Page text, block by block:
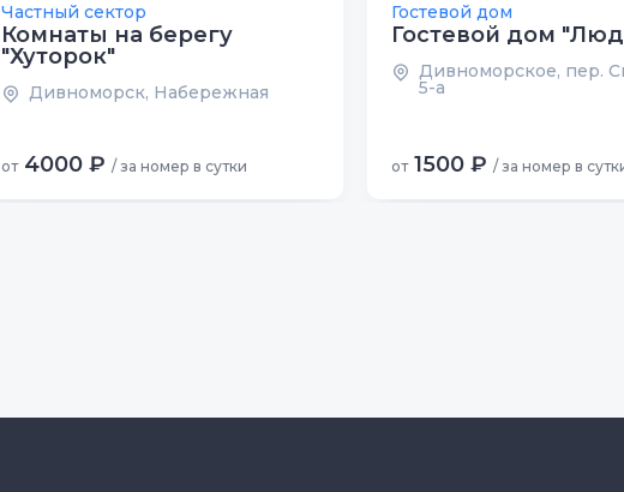
Частный сектор
Комнаты на берегу
"Хуторок"
Дивноморск, Набережная
от 4000 ₽ / за номер в сутки
Гостевой дом
Гостевой дом
Дивноморское, пер.
5-а
от 1500 ₽ / за номер в